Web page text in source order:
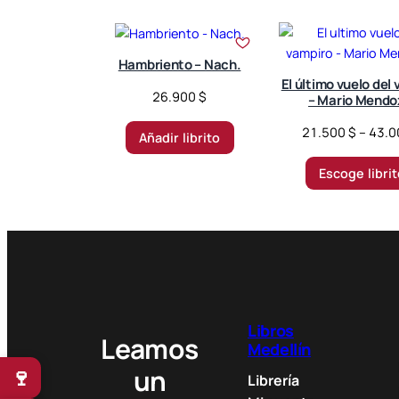
r
t
e
Hambriento – Nach.
26.900$
Añadir librito
El último vuelo del
– Mario
21.500 $ –
Escoge
Leamos
un
Libros
Medellín
Librería
🍷